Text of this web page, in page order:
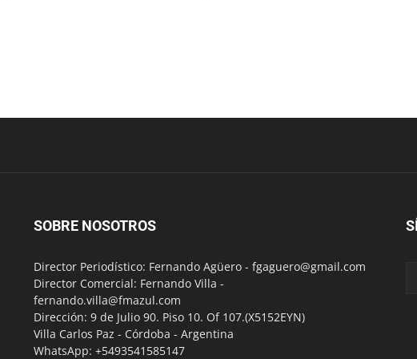
SOBRE NOSOTROS
Director Periodístico: Fernando Agüero - fgaguero@gmail.com
Director Comercial: Fernando Villa -
fernando.villa@fmazul.com
Dirección: 9 de Julio 90. Piso 10. Of 107.(X5152EYN)
Villa Carlos Paz - Córdoba - Argentina
WhatsApp: +5493541585147